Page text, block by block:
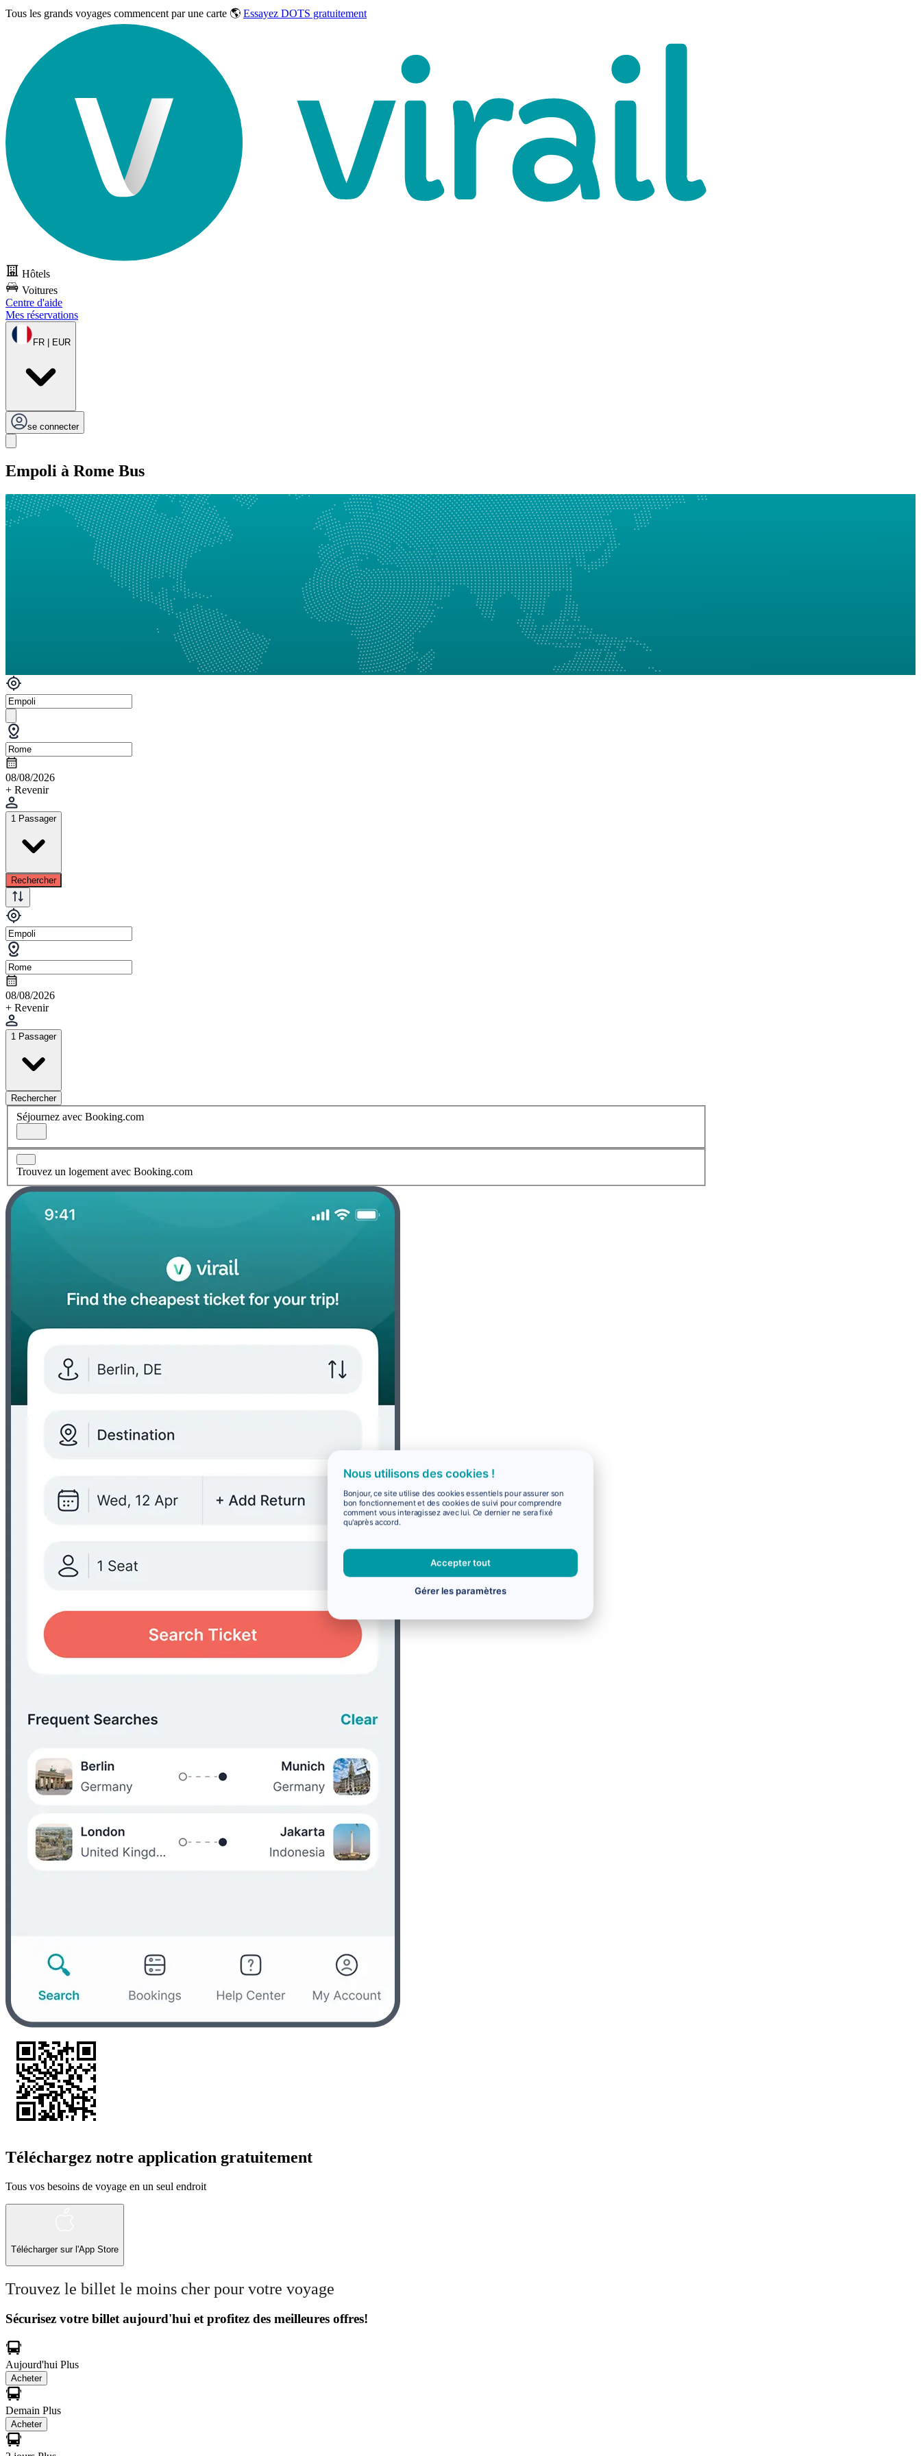
Tous les grands voyages commencent par une carte 🌎 Essayez DOTS gratuitement
Hôtels
Voitures
Centre d'aide
Mes réservations
FR | EUR
se connecter
Empoli à Rome Bus
08/08/2026
+ Revenir
1 Passager
Rechercher
08/08/2026
+ Revenir
1 Passager
Rechercher
Séjournez avec Booking.com
Trouvez un logement avec Booking.com
Téléchargez notre application gratuitement
Tous vos besoins de voyage en un seul endroit
Télécharger sur l'App Store
Trouvez le billet le moins cher pour votre voyage
Sécurisez votre billet aujourd'hui et profitez des meilleures offres!
Aujourd'hui Plus
Acheter
Demain Plus
Acheter
Nous utilisons des cookies !
Bonjour, ce site utilise des cookies essentiels pour assurer son
bon fonctionnement et des cookies de suivi pour comprendre
comment vous interagissez avec lui. Ce dernier ne sera fixé
qu'après accord.
Accepter tout
Gérer les paramètres